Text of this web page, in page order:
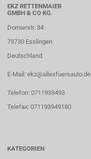
EKZ RETTENMAIER
GMBH & CO KG.
Dornierstr. 34
73730 Esslingen
Deutschland
E-Mail: ekz@allesfuersauto.de
Telefon: 0711939493
Telefax: 071193949180
KATEGORIEN